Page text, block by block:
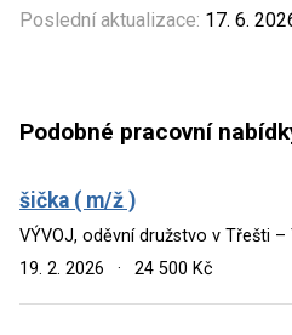
Poslední aktualizace: 17. 6.
Podobné pracovní
šička ( m/ž )
VÝVOJ, oděvní družstvo v Třešti –
19. 2. 2026
· 24 500 Kč